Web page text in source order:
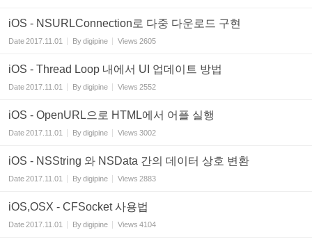
iOS - NSURLConnection로 다중 다운로드 구현
Date2017.11.01 Bydigipine Views 2605
iOS - Thread Loop 내에서 UI 업데이트 방법
Date2017.11.01 Bydigipine Views 2552
iOS - OpenURL으로 HTML에서 어플 실행
Date2017.11.01 Bydigipine Views 3002
iOS - NSString 와 NSData 간의 데이터 상호 변환
Date2017.11.01 Bydigipine Views 2883
iOS,OSX - CFSocket 사용법
Date2017.11.01 Bydigipine Views 4104